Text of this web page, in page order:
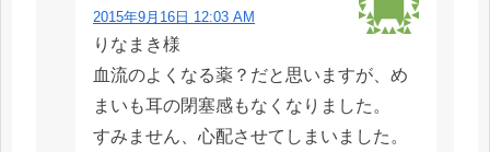
2015年9月16日 12:03 AM
りなまき様
血流のよくなる薬？だと思いますが、め
まいも耳の閉塞感もなくなりました。
すみません、心配させてしまいました。